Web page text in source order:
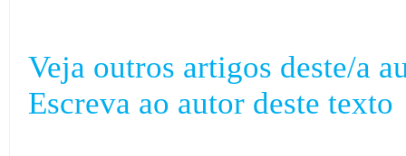
Veja outros artigos deste/a
Escreva ao autor deste texto